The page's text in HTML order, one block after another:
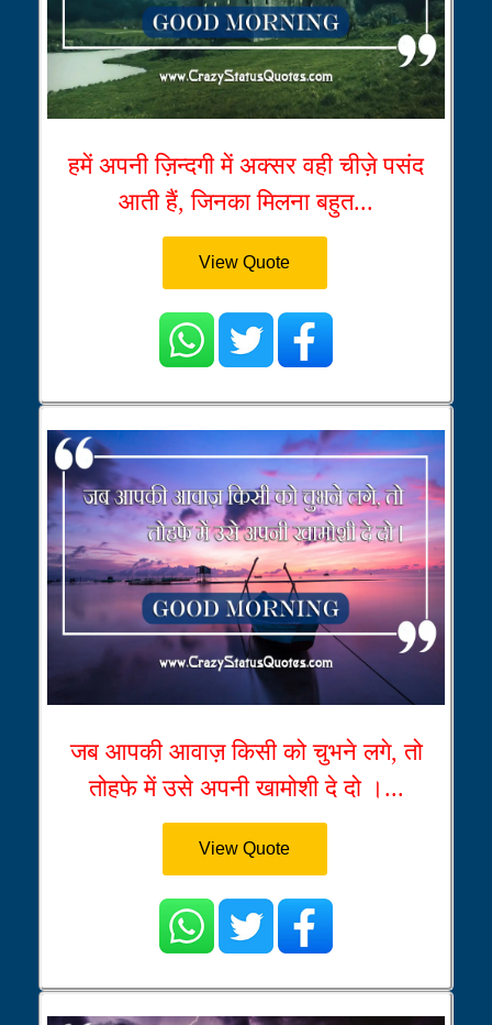
हमें अपनी ज़िन्दगी में अक्सर वही चीज़े पसंद
आती हैं, जिनका मिलना बहुत...
View Quote
जब आपकी आवाज़ किसी को चुभने लगे, तो
तोहफे में उसे अपनी खामोशी दे दो ।...
View Quote